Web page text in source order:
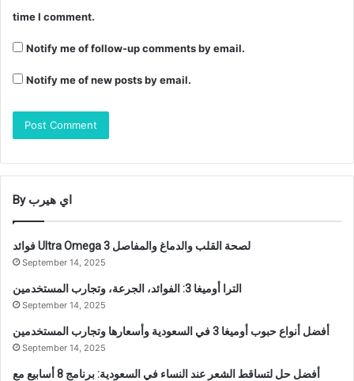
time I comment.
Notify me of follow-up comments by email.
Notify me of new posts by email.
By اي هيرب
فوائد Ultra Omega 3 لصحة القلب والدماغ والمفاصل
September 14, 2025
الترا أوميغا 3: الفوائد، الجرعة، وتجارب المستخدمين
September 14, 2025
أفضل أنواع حبوب أوميغا 3 في السعودية وأسعارها وتجارب المستخدمين
September 14, 2025
أفضل حل لتساقط الشعر عند النساء في السعودية: برنامج 8 أسابيع مع